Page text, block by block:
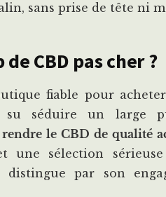
sans prise de tête ni
CBD pas cher ?
fiable pour
su séduire un large
rendre le CBD de qualité
une sélection
par son